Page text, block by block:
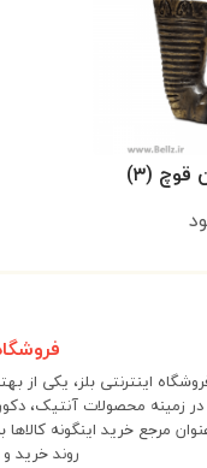
(۳)
اینترنتی بلز، یکی از
در زمینه محصولات آنتیک،
مرجع خرید اینگونه
روند خرید و